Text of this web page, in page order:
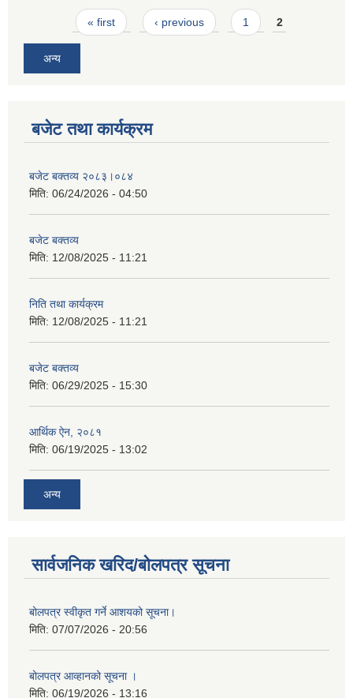
Pages« first ‹ previous 1 2
अन्य
बजेट तथा कार्यक्रम
बजेट बक्तव्य २०८३।०८४
मिति: 06/24/2026 - 04:50
बजेट बक्तव्य
मिति: 12/08/2025 - 11:21
निति तथा कार्यक्रम
मिति: 12/08/2025 - 11:21
बजेट बक्तव्य
मिति: 06/29/2025 - 15:30
आर्थिक ऐन, २०८१
मिति: 06/19/2025 - 13:02
अन्य
सार्वजनिक खरिद/बोलपत्र सूचना
बोलपत्र स्वीकृत गर्ने आशयको सूचना।
मिति: 07/07/2026 - 20:56
बोलपत्र आव्हानको सूचना ।
मिति: 06/19/2026 - 13:16